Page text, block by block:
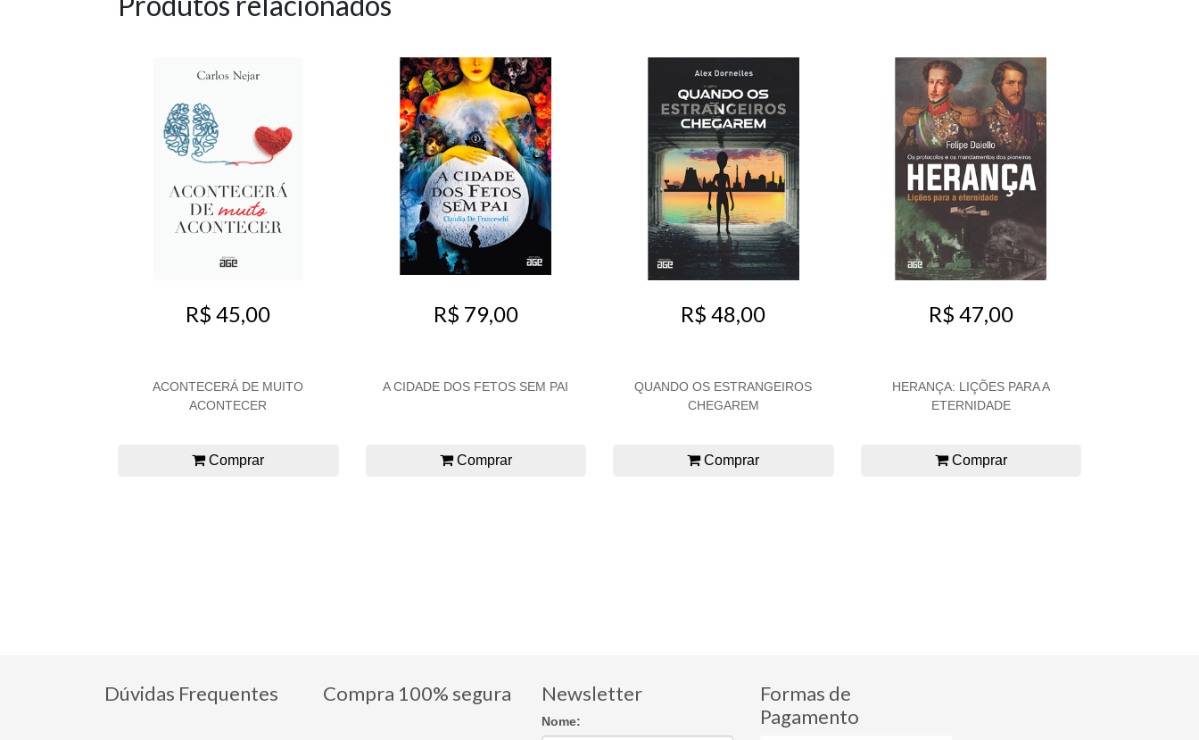
R$ 45,00
ACONTECERÁ DE MUITO
ACONTECER
Comprar
R$ 79,00
A CIDADE DOS FETOS SEM PAI
Comprar
R$ 48,00
QUANDO OS ESTRANGEIROS
CHEGAREM
Comprar
R$ 47,00
HERANÇA: LIÇÕES PARA A
ETERNIDADE
Comprar
Dúvidas Frequentes Compra 100% segura Newsletter
Nome:
Formas de
Pagamento